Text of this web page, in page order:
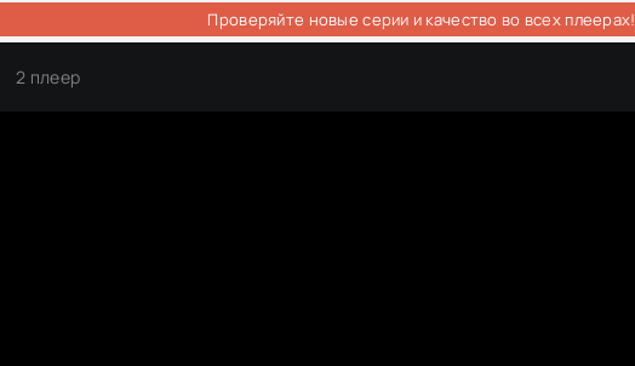
Проверяйте новые серии и качество во всех плеерах!
2 плеер